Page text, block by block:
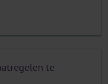
te